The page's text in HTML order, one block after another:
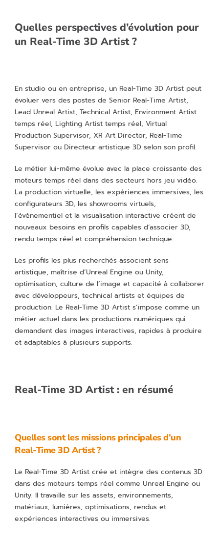
Quelles perspectives d’évolution pour
un Real-Time 3D Artist ?
En studio ou en entreprise, un Real-Time 3D Artist peut
évoluer vers des postes de Senior Real-Time Artist,
Lead Unreal Artist, Technical Artist, Environment Artist
temps réel, Lighting Artist temps réel, Virtual
Production Supervisor, XR Art Director, Real-Time
Supervisor ou Directeur artistique 3D selon son profil.
Le métier lui-même évolue avec la place croissante des
moteurs temps réel dans des secteurs hors jeu vidéo.
La production virtuelle, les expériences immersives, les
configurateurs 3D, les showrooms virtuels,
l’événementiel et la visualisation interactive créent de
nouveaux besoins en profils capables d’associer 3D,
rendu temps réel et compréhension technique.
Les profils les plus recherchés associent sens
artistique, maîtrise d’Unreal Engine ou Unity,
optimisation, culture de l’image et capacité à collaborer
avec développeurs, technical artists et équipes de
production. Le Real-Time 3D Artist s’impose comme un
métier actuel dans les productions numériques qui
demandent des images interactives, rapides à produire
et adaptables à plusieurs supports.
Real-Time 3D Artist : en résumé
Quelles sont les missions principales d’un
Real-Time 3D Artist ?
Le Real-Time 3D Artist crée et intègre des contenus 3D
dans des moteurs temps réel comme Unreal Engine ou
Unity. Il travaille sur les assets, environnements,
matériaux, lumières, optimisations, rendus et
expériences interactives ou immersives.